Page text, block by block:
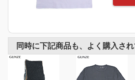
同時に下記商品も、よく購入され